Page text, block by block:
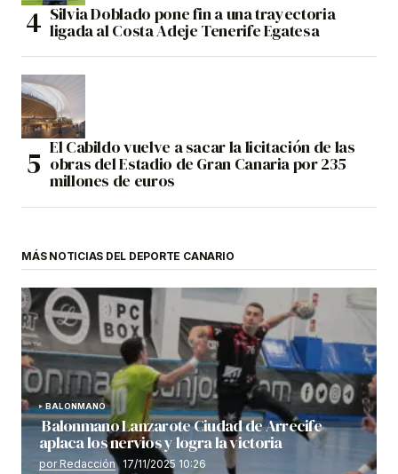
Silvia Doblado pone fin a una trayectoria
ligada al Costa Adeje Tenerife Egatesa
El Cabildo vuelve a sacar la licitación de las
obras del Estadio de Gran Canaria por 235
millones de euros
MÁS NOTICIAS DEL DEPORTE CANARIO
BALONMANO
Balonmano Lanzarote Ciudad de Arrecife
aplaca los nervios y logra la victoria
por Redacción 17/11/2025 10:26